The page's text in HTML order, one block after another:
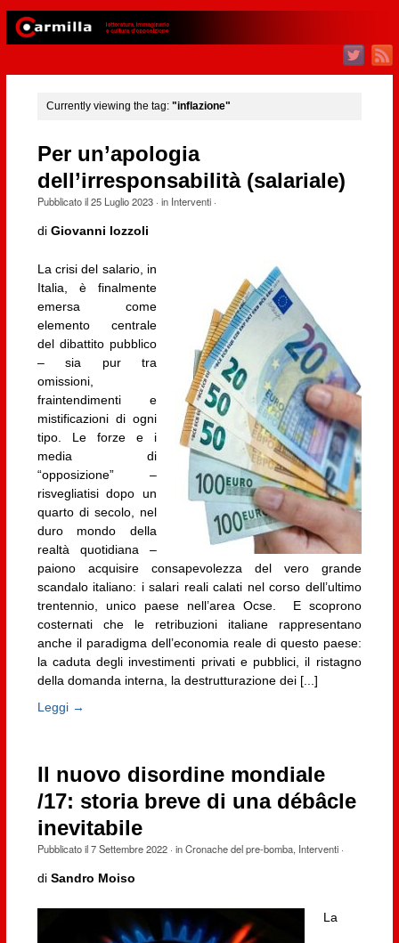
Currently viewing the tag: "inflazione"
Per un’apologia
dell’irresponsabilità (salariale)
Pubblicato il25 Luglio 2023· in Interventi·
di Giovanni Iozzoli
La crisi del salario, in
Italia, è finalmente
emersa come
elemento centrale
del dibattito pubblico
– sia pur tra
omissioni,
fraintendimenti e
mistificazioni di ogni
tipo. Le forze e i
media di
“opposizione” –
risvegliatisi dopo un
quarto di secolo, nel
duro mondo della
realtà quotidiana –
paiono acquisire consapevolezza del vero grande
scandalo italiano: i salari reali calati nel corso dell’ultimo
trentennio, unico paese nell’area Ocse. E scoprono
costernati che le retribuzioni italiane rappresentano
anche il paradigma dell’economia reale di questo paese:
la caduta degli investimenti privati e pubblici, il ristagno
della domanda interna, la destrutturazione dei [...]
Leggi →
Il nuovo disordine mondiale
/17: storia breve di una débâcle
inevitabile
Pubblicato il7 Settembre 2022· inCronache del pre-bomba, Interventi·
di Sandro Moiso
La